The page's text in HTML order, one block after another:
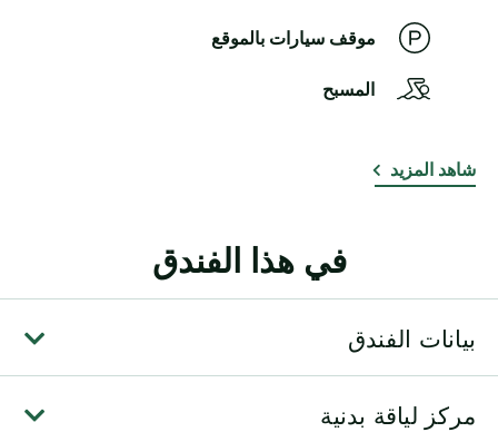
موقف سيارات بالموقع
المسبح
شاهد المزيد
في هذا الفندق
بيانات الفندق
مركز لياقة بدنية